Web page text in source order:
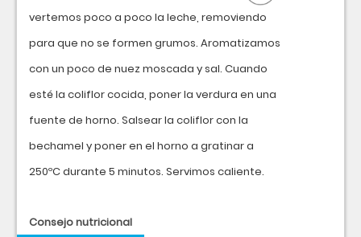
vertemos poco a poco la leche, removiendo
para que no se formen grumos. Aromatizamos
con un poco de nuez moscada y sal. Cuando
esté la coliflor cocida, poner la verdura en una
fuente de horno. Salsear la coliflor con la
bechamel y poner en el horno a gratinar a
250ºC durante 5 minutos. Servimos caliente.
Consejo nutricional